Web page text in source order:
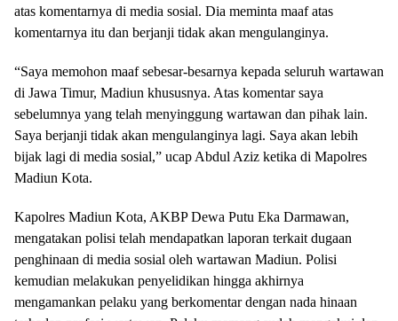
atas komentarnya di media sosial. Dia meminta maaf atas
komentarnya itu dan berjanji tidak akan mengulanginya.
“Saya memohon maaf sebesar-besarnya kepada seluruh wartawan
di Jawa Timur, Madiun khususnya. Atas komentar saya
sebelumnya yang telah menyinggung wartawan dan pihak lain.
Saya berjanji tidak akan mengulanginya lagi. Saya akan lebih
bijak lagi di media sosial,” ucap Abdul Aziz ketika di Mapolres
Madiun Kota.
Kapolres Madiun Kota, AKBP Dewa Putu Eka Darmawan,
mengatakan polisi telah mendapatkan laporan terkait dugaan
penghinaan di media sosial oleh wartawan Madiun. Polisi
kemudian melakukan penyelidikan hingga akhirnya
mengamankan pelaku yang berkomentar dengan nada hinaan